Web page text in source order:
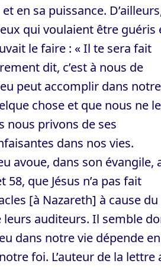
en sa puissance.
qui voulaient être guéris
le faire : « Il te sera fait
dit, c’est à nous de
peut accomplir dans notre
chose et que nous ne le
nous privons de ses
dans nos vies.
avoue, dans son évangile,
58, que Jésus n’a pas fait
[à Nazareth] à cause du
auditeurs. Il semble
dans notre vie dépende en
foi. L’auteur de la lettre